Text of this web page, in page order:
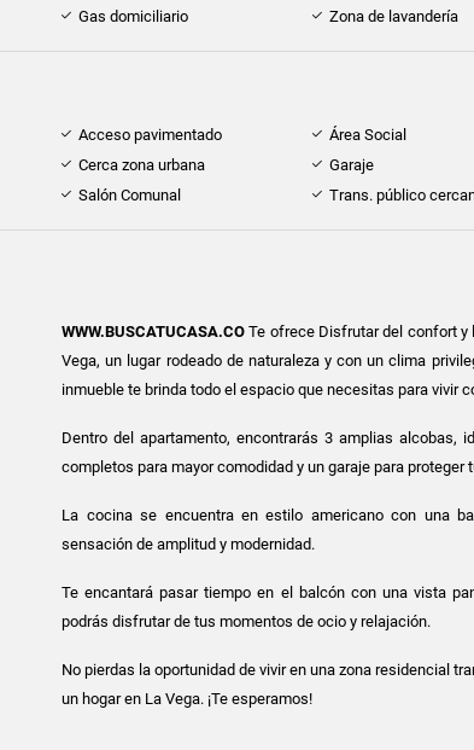
Gas domiciliario
Zona de lavandería
Acceso pavimentado Área Social
Cerca zona urbana
Garaje
Salón Comunal
Trans. público
WWW.BUSCATUCASA.CO Te ofrece Disfrutar del confort y
Vega, un lugar rodeado de naturaleza y con un clima
inmueble te brinda todo el espacio que necesitas para vivir
Dentro del apartamento, encontrarás 3 amplias alcobas,
completos para mayor comodidad y un garaje para proteger
La cocina se encuentra en estilo americano con una
sensación de amplitud y modernidad.
Te encantará pasar tiempo en el balcón con una vista
podrás disfrutar de tus momentos de ocio y relajación.
No pierdas la oportunidad de vivir en una zona residencial
un hogar en La Vega. ¡Te esperamos!